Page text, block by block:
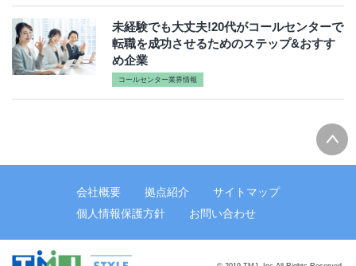
未経験でも大丈夫!20代がコールセンターで
転職を成功させるためのステップ&おすす
め企業
コールセンター業界情報
会社概要 拠点紹介
サイトマップ
個人情報保護方針
お問い合わせ